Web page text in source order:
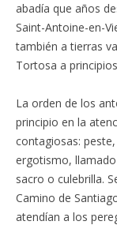
abadía que años
Saint-Antoine-en-
también a tierras
Tortosa a
La orden de los
principio en la
contagiosas:
ergotismo,
sacro o culebrilla.
Camino de
atendían a los